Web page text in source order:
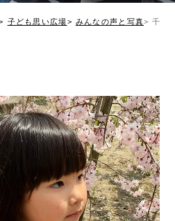
子ども思い広場 みんなの声と写真 千葉